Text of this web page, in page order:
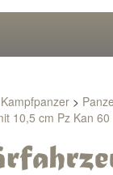
Kampfpanzer >
10,5 cm Pz Kan 60